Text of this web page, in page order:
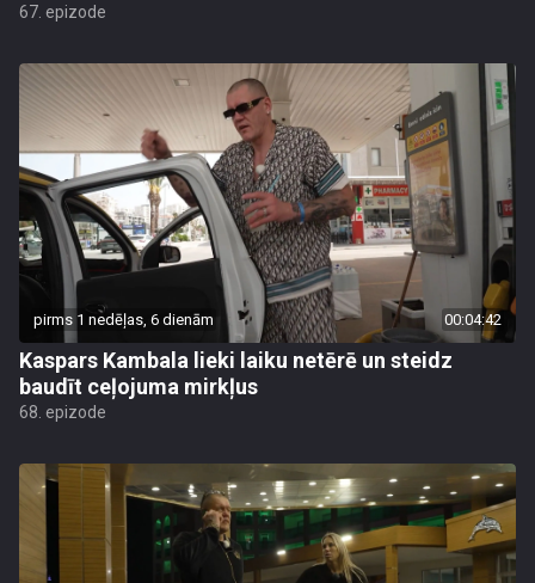
67. epizode
pirms 1 nedēļas, 6 dienām 00:04:42
Kaspars Kambala lieki laiku netērē un steidz
baudīt ceļojuma mirkļus
68. epizode